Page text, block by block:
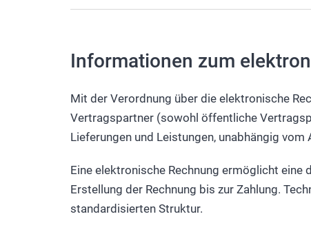
Informationen zum
Mit der Verordnung über die elektronische
Vertragspartner (sowohl öffentliche
Lieferungen und Leistungen, unabhängig
Eine elektronische Rechnung ermöglicht
Erstellung der Rechnung bis zur Zahlung.
standardisierten Struktur.